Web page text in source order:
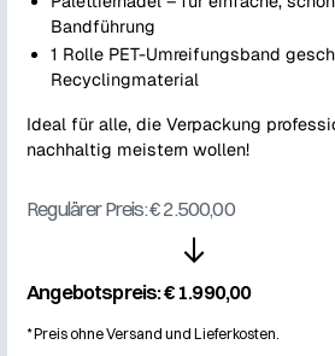
Bandführung
1 Rolle PET-Umreifungsband
Recyclingmaterial
Ideal für alle, die Verpackung
nachhaltig meistern wollen!
Regulärer Preis: €2.500,00
Angebotspreis: € 1.990,00
*Preis ohne Versand und Lieferkosten.